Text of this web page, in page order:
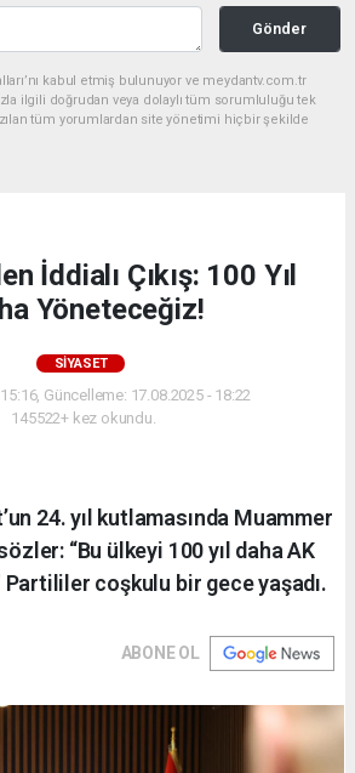
Gönder
kabul etmiş bulunuyor ve meydantv.com.tr
ilgili doğrudan veya dolaylı tüm sorumluluğu tek
tüm yorumlardan site yönetimi hiçbir şekilde
İddialı Çıkış: 100 Yıl
Yöneteceğiz!
SIYASET
Güncelleme: 17.08.2025 - 18:22
145522+ kez okundu.
24. yıl kutlamasında Muammer
“Bu ülkeyi 100 yıl daha AK
coşkulu bir gece yaşadı.
ABONE OL